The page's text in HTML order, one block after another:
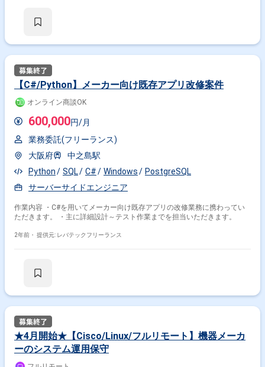
【C#/Python】メーカー向け既存アプリ改修案件
オンライン商談OK
600,000円/月
業務委託(フリーランス)
大阪府
中之島駅
Python
SQL C# Windows
PostgreSQL
サーバーサイドエンジニア
作業内容 ・C#を用いてメーカー向け既存アプリの改修業務に携わってい
ただきます。 ・主に詳細設計～テスト作業までを担当いただきます。
2年前・ 提供元: レバテックフリーランス
★4月開始★【Cisco/Linux/フルリモート】機器メーカ
ーのシステム運用保守